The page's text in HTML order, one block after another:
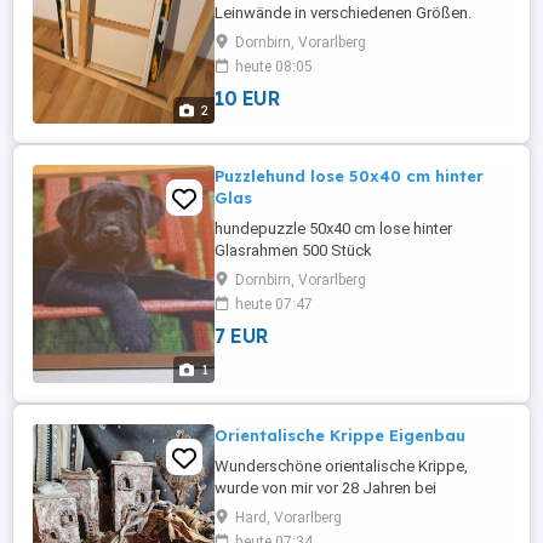
2
Leinwände in verschiedenen Größen.
Insgesamt sind es ca. 6 Stück: * 1
Keilrahmen ohne Leinwand (70x110) * ca.
5 bespannte Leinwände (70x50) * davon 2
komplett neu unbemalt * die übrigen sind
übermalt bzw. neu gestaltet werden Ideal
Dornbirn, Vorarlberg
heute 08:05
10 EUR
1
Puzzlehund lose 50x40 cm hinter
Glas
hundepuzzle 50x40 cm lose hinter
Glasrahmen 500 Stück
Dornbirn, Vorarlberg
heute 07:47
7 EUR
Orientalische Krippe Eigenbau
Wunderschöne orientalische Krippe,
wurde von mir vor 28 Jahren bei
Krippenbauverein Hard gebaut. Sie trägt
die Nummer 84. Die Krippe ist ca. 70x60
Hard, Vorarlberg